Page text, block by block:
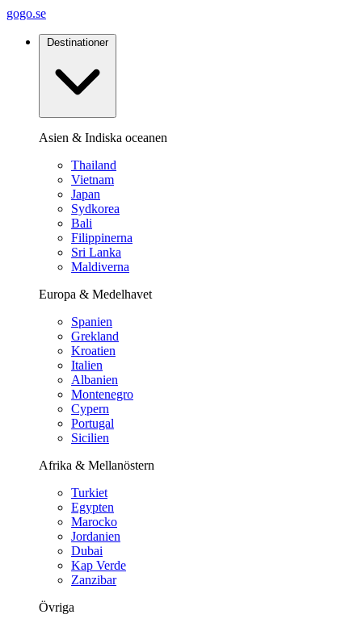
gogo.se
Destinationer
Asien & Indiska oceanen
Thailand
Vietnam
Japan
Sydkorea
Bali
Filippinerna
Sri Lanka
Maldiverna
Europa & Medelhavet
Spanien
Grekland
Kroatien
Italien
Albanien
Montenegro
Cypern
Portugal
Sicilien
Afrika & Mellanöstern
Turkiet
Egypten
Marocko
Jordanien
Dubai
Kap Verde
Zanzibar
Övriga